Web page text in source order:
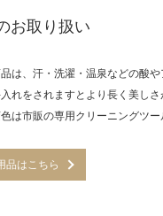
お取り扱い
は、汗・洗濯・温泉などの酸や
れをされますとより長く美しさ
は市販の専用クリーニングツー
品はこちら